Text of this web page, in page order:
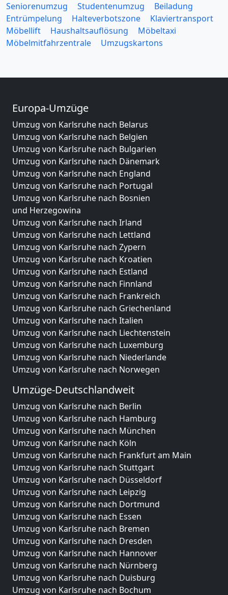
Seniorenumzug
Studentenumzug
Beiladung
Entrümpelung
Halteverbotszone
Klaviertransport
Möbellift
Haushaltsauflösung
Möbeltaxi
Möbelmitfahrzentrale
Umzugskartons
Europa-Umzüge
Umzug von Karlsruhe nach Belarus
Umzug von Karlsruhe nach Belgien
Umzug von Karlsruhe nach Bulgarien
Umzug von Karlsruhe nach Dänemark
Umzug von Karlsruhe nach England
Umzug von Karlsruhe nach Portugal
Umzug von Karlsruhe nach Bosnien
und Herzegowina
Umzug von Karlsruhe nach Irland
Umzug von Karlsruhe nach Lettland
Umzug von Karlsruhe nach Zypern
Umzug von Karlsruhe nach Kroatien
Umzug von Karlsruhe nach Estland
Umzug von Karlsruhe nach Finnland
Umzug von Karlsruhe nach Frankreich
Umzug von Karlsruhe nach Griechenland
Umzug von Karlsruhe nach Italien
Umzug von Karlsruhe nach Liechtenstein
Umzug von Karlsruhe nach Luxemburg
Umzug von Karlsruhe nach Niederlande
Umzug von Karlsruhe nach Norwegen
Umzüge-Deutschlandweit
Umzug von Karlsruhe nach Berlin
Umzug von Karlsruhe nach Hamburg
Umzug von Karlsruhe nach München
Umzug von Karlsruhe nach Köln
Umzug von Karlsruhe nach Frankfurt am Main
Umzug von Karlsruhe nach Stuttgart
Umzug von Karlsruhe nach Düsseldorf
Umzug von Karlsruhe nach Leipzig
Umzug von Karlsruhe nach Dortmund
Umzug von Karlsruhe nach Essen
Umzug von Karlsruhe nach Bremen
Umzug von Karlsruhe nach Dresden
Umzug von Karlsruhe nach Hannover
Umzug von Karlsruhe nach Nürnberg
Umzug von Karlsruhe nach Duisburg
Umzug von Karlsruhe nach Bochum